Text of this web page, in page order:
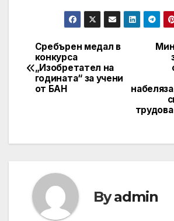
Навигация
Сребърен медал в
конкурса
„Изобретател на
годината“ за учени
от БАН
Byadmin